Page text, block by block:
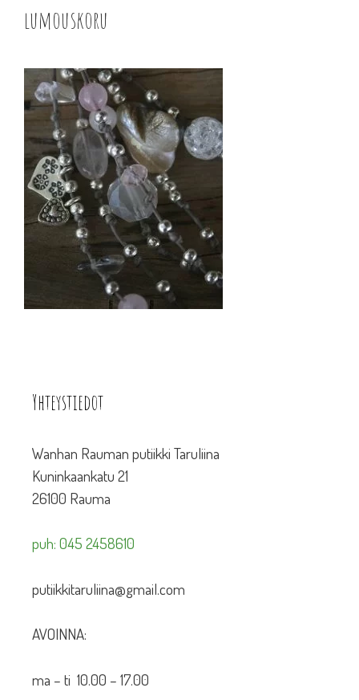
lumouskoru
Yhteystiedot
Wanhan Rauman putiikki Taruliina
Kuninkaankatu 21
26100 Rauma
puh: 045 2458610
putiikkitaruliina@gmail.com
AVOINNA:
ma – ti 10.00 – 17.00